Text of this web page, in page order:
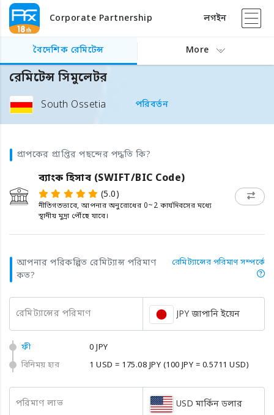
Corporate Partnership লগইন
বৈদেশিক রেমিটেন্স More
রেমিটেন্স সিমুলেটর
South Ossetia পরিবর্তন
প্রাপকের প্রাপ্তির পছন্দের পদ্ধতি কি?
ব্যাংক হিসাব (SWIFT/BIC Code)
(5.0)
নীতিগতভাবে, আপনার অনুরোধের 0~2 কার্যদিবসের মধ্যে
স্থানীয় মুদ্রা পৌঁছে যাবে।
আপনার পরিকল্পিত রেমিট্যান্স পরিমাণ
কত?
রেমিট্যান্সের পরিমাণ সম্পর্কে
রেমিট্যান্সের পরিমাণ JPY জাপানি ইয়েন
ফী
0 JPY
বিনিময় হার
1 USD = 175.08 JPY (100 JPY = 0.5711 USD)
পরিমাণ লাভ USD মার্কিন ডলার